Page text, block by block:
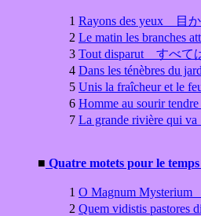
1 Rayons des yeux 目
2 Le matin les
3 Tout disparut すべて
4 Dans les ténèbres du
5 Unis la fraîcheur et le
6 Homme au sourir
7 La grande rivière qui
■ Quatre motets pour le
1 O Magnum
2 Quem vidistis